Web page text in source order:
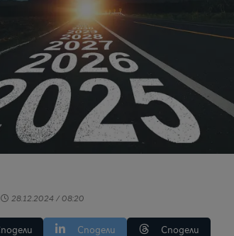
28.12.2024 / 08:20
Сподели Сподели